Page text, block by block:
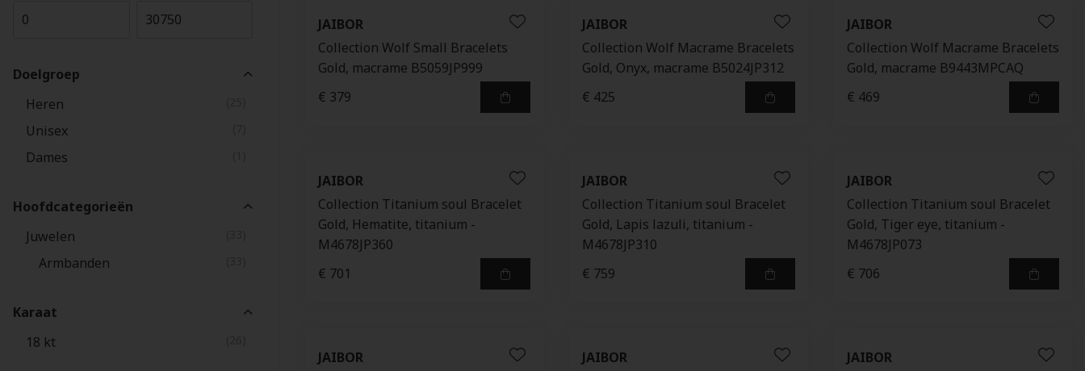
Doelgroep
Heren
Unisex
Dames
Hoofdcategorieën
Juwelen
Armbanden
Karaat
18 kt
JAIBOR
Collection Wolf Small Bracelets
Gold, macrame B5059JP999
€ 379
JAIBOR
Collection Wolf Macrame Bracelets
Gold, Onyx, macrame B5024JP312
€ 425
JAIBOR
Collection Wolf Macrame Bracelets
Gold, macrame B9443MPCAQ
€ 469
JAIBOR
Collection Titanium soul Bracelet
Gold, Hematite, titanium -
M4678JP360
€ 701
JAIBOR
Collection Titanium soul Bracelet
Gold, Lapis lazuli, titanium -
M4678JP310
€ 759
JAIBOR
Collection Titanium soul Bracelet
Gold, Tiger eye, titanium -
M4678JP073
€ 706
JAIBOR
JAIBOR
JAIBOR